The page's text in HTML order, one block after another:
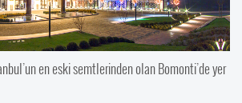
en eski semtlerinden olan Bomonti’de yer